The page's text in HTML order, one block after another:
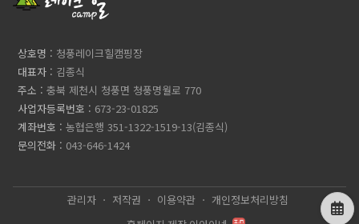
상호명
청풍레이크힐캠핑장
대표자
김종식
주소
충북 제천시 청풍면 청풍명월로 770
사업자등록번호
673-23-01825
계좌번호
농협은행 351-1322-1519-13(김종식)
문의전화
043-646-1424
관리자 저작권 이용약관
개인정보처리방침